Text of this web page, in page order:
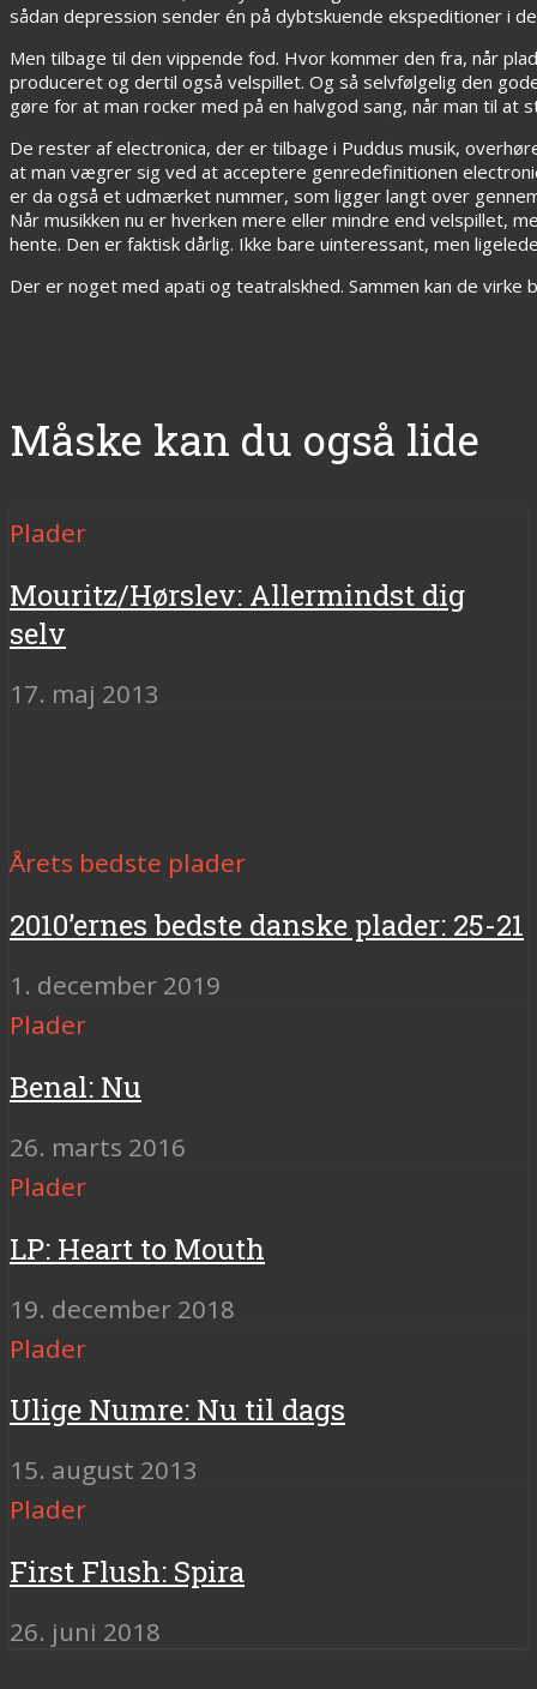
sådan depression sender én på dybtskuende ekspeditioner i
Men tilbage til den vippende fod. Hvor kommer den fra, når
produceret og dertil også velspillet. Og så selvfølgelig den
gøre for at man rocker med på en halvgod sang, når man til
De rester af electronica, der er tilbage i Puddus musik,
at man vægrer sig ved at acceptere genredefinitionen
er da også et udmærket nummer, som ligger langt over
Når musikken nu er hverken mere eller mindre end velspillet,
hente. Den er faktisk dårlig. Ikke bare uinteressant, men
Der er noget med apati og teatralskhed. Sammen kan de
Måske kan du også lide
Plader
Mouritz/Hørslev: Allermindst dig
selv
17. maj 2013
Årets bedste plader
2010’ernes bedste danske plader: 25-21
1. december 2019
Plader
Benal: Nu
26. marts 2016
Plader
LP: Heart to Mouth
19. december 2018
Plader
Ulige Numre: Nu til dags
15. august 2013
Plader
First Flush: Spira
26. juni 2018